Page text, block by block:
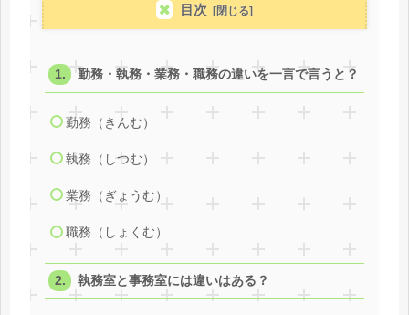
目次
勤務・執務・業務・職務の違いを一言で言うと？
勤務（きんむ）
執務（しつむ）
業務（ぎょうむ）
職務（しょくむ）
執務室と事務室には違いはある？